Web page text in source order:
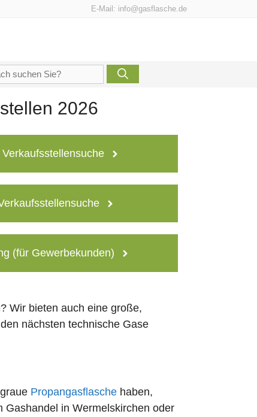
E-Mail: info@gasflasche.de
2026
(für Gewerbekunden)
Wir bieten auch eine große,
nächsten technische Gase
Propangasflaschehaben,
Gashandel in Wermelskirchen oder